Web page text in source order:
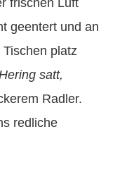
frischen Luft
geentert und an
platz
satt,
Radler.
redliche